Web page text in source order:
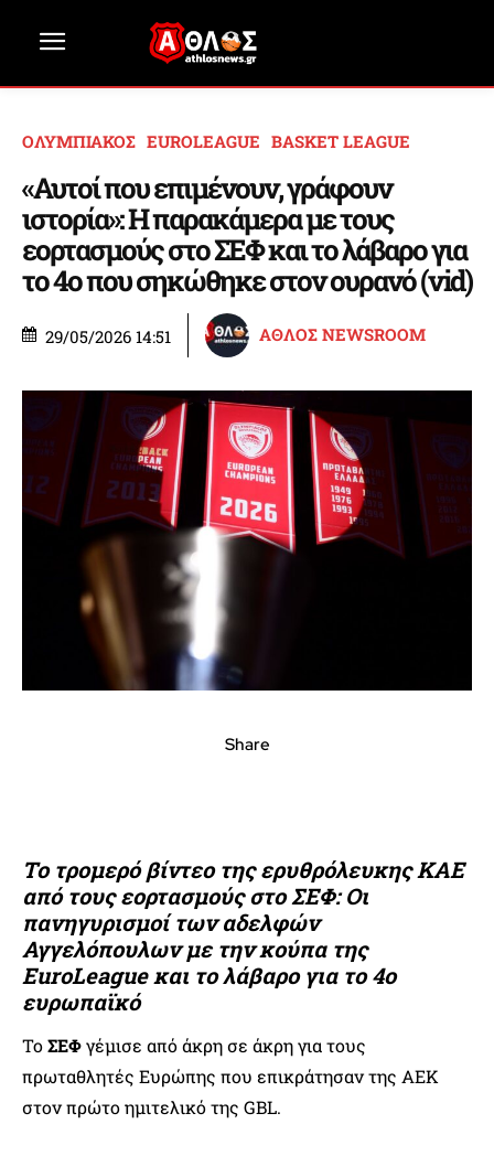
ΟΛΥΜΠΙΑΚΟΣ EUROLEAGUE BASKET LEAGUE
«Αυτοί που επιμένουν, γράφουν
ιστορία»: Η παρακάμερα με τους
εορτασμούς στο ΣΕΦ και το λάβαρο για
το 4ο που σηκώθηκε στον ουρανό (vid)
29/05/2026 14:51 ΑΘΛΟΣ NEWSROOM
Share
Το τρομερό βίντεο της ερυθρόλευκης ΚΑΕ
από τους εορτασμούς στο ΣΕΦ: Οι
πανηγυρισμοί των αδελφών
Αγγελόπουλων με την κούπα της
EuroLeague και το λάβαρο για το 4ο
ευρωπαϊκό
ΤοΣΕΦγέμισε από άκρη σε άκρη για τους
πρωταθλητές Ευρώπης που επικράτησαν της ΑΕΚ
στον πρώτο ημιτελικό της GBL.